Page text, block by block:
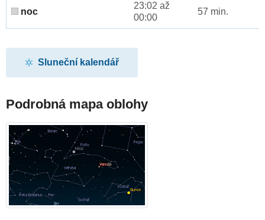
noc
23:02 až
00:00
57 min.
Sluneční kalendář
Podrobná mapa oblohy